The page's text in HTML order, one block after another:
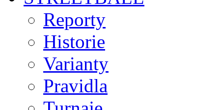
Reporty
Historie
Varianty
Pravidla